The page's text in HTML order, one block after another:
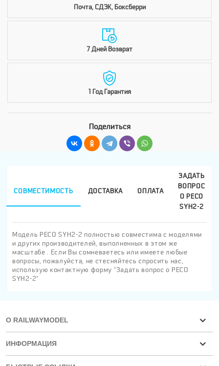
Почта, СДЭК, Боксберри
7 Дней Возврат
1 Год Гарантия
Поделиться
СОВМЕСТИМОСТЬ ДОСТАВКА ОПЛАТА
ЗАДАТЬ
ВОПРОС
О PECO
SYH2-2
Модель PECO SYH2-2 полностью совместима с моделями
и других производителей, выполненных в этом же
масштабе . Если Вы сомневаетесь или имеете любые
вопросы, пожалуйста, не стесняйтесь спросить нас,
использую контактную форму "Задать вопрос о PECO
SYH2-2"
О RAILWAYMODEL
ИНФОРМАЦИЯ